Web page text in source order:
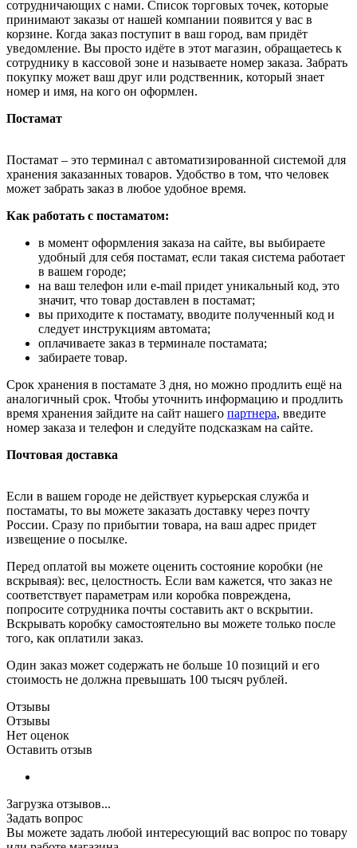
сотрудничающих с нами. Список торговых точек, которые
принимают заказы от нашей компании появится у вас в
корзине. Когда заказ поступит в ваш город, вам придёт
уведомление. Вы просто идёте в этот магазин, обращаетесь к
сотруднику в кассовой зоне и называете номер заказа. Забрать
покупку может ваш друг или родственник, который знает
номер и имя, на кого он оформлен.
Постамат
Постамат – это терминал с автоматизированной системой для
хранения заказанных товаров. Удобство в том, что человек
может забрать заказ в любое удобное время.
Как работать с постаматом:
в момент оформления заказа на сайте, вы выбираете
удобный для себя постамат, если такая система работает
в вашем городе;
на ваш телефон или e-mail придет уникальный код, это
значит, что товар доставлен в постамат;
вы приходите к постамату, вводите полученный код и
следует инструкциям автомата;
оплачиваете заказ в терминале постамата;
забираете товар.
Срок хранения в постамате 3 дня, но можно продлить ещё на
аналогичный срок. Чтобы уточнить информацию и продлить
время хранения зайдите на сайт нашего партнера, введите
номер заказа и телефон и следуйте подсказкам на сайте.
Почтовая доставка
Если в вашем городе не действует курьерская служба и
постаматы, то вы можете заказать доставку через почту
России. Сразу по прибытии товара, на ваш адрес придет
извещение о посылке.
Перед оплатой вы можете оценить состояние коробки (не
вскрывая): вес, целостность. Если вам кажется, что заказ не
соответствует параметрам или коробка повреждена,
попросите сотрудника почты составить акт о вскрытии.
Вскрывать коробку самостоятельно вы можете только после
того, как оплатили заказ.
Один заказ может содержать не больше 10 позиций и его
стоимость не должна превышать 100 тысяч рублей.
Отзывы
Отзывы
Нет оценок
Оставить отзыв
Загрузка отзывов...
Задать вопрос
Вы можете задать любой интересующий вас вопрос по товару